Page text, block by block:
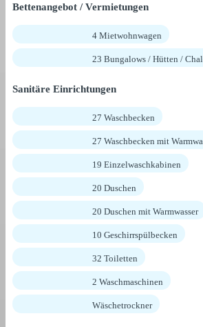
Bettenangebot / Vermietungen
4 Mietwohnwagen
23 Bungalows / Hütten /
Sanitäre Einrichtungen
27 Waschbecken
27 Waschbecken mit
19 Einzelwaschkabinen
20 Duschen
20 Duschen mit Warmwasser
10 Geschirrspülbecken
32 Toiletten
2 Waschmaschinen
Wäschetrockner